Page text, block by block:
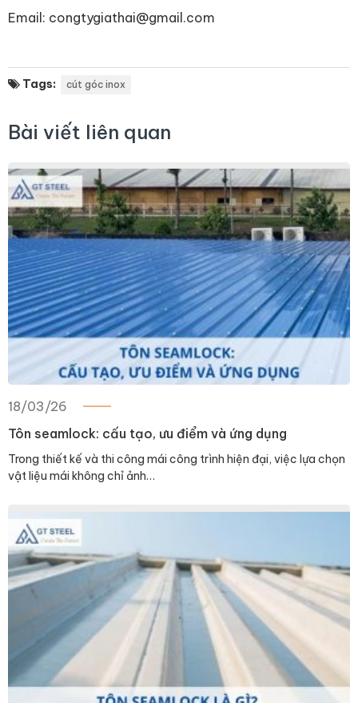
Email: congtygiathai@gmail.com
Tags: cút góc inox
Bài viết liên quan
18/03/26
Tôn seamlock: cấu tạo, ưu điểm và ứng dụng
Trong thiết kế và thi công mái công trình hiện đại, việc lựa chọn
vật liệu mái không chỉ ảnh…